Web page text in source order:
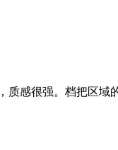
感很强。档把区域